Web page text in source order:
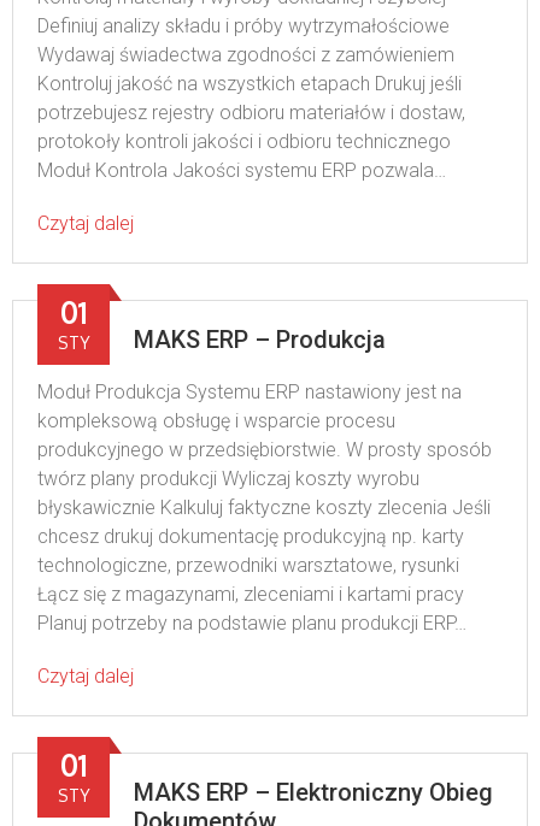
Definiuj analizy składu i próby wytrzymałościowe
Wydawaj świadectwa zgodności z zamówieniem
Kontroluj jakość na wszystkich etapach Drukuj jeśli
potrzebujesz rejestry odbioru materiałów i dostaw,
protokoły kontroli jakości i odbioru technicznego
Moduł Kontrola Jakości systemu ERP pozwala…
Czytaj dalej
MAKS ERP – Produkcja
01
STY
Moduł Produkcja Systemu ERP nastawiony jest na
kompleksową obsługę i wsparcie procesu
produkcyjnego w przedsiębiorstwie. W prosty sposób
twórz plany produkcji Wyliczaj koszty wyrobu
błyskawicznie Kalkuluj faktyczne koszty zlecenia Jeśli
chcesz drukuj dokumentację produkcyjną np. karty
technologiczne, przewodniki warsztatowe, rysunki
Łącz się z magazynami, zleceniami i kartami pracy
Planuj potrzeby na podstawie planu produkcji ERP…
Czytaj dalej
MAKS ERP – Elektroniczny Obieg
01
STY